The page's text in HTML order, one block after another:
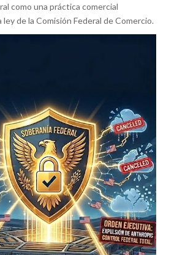
como una práctica comercial
ley de la Comisión Federal de Comercio.